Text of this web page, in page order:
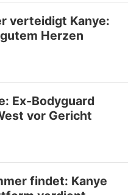
verteidigt Kanye:
Herzen
Ex-Bodyguard
vor Gericht
findet: Kanye